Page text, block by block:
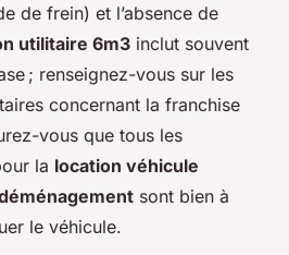
de frein) et l’absence de
utilitaire 6m3 inclut souvent
; renseignez-vous sur les
concernant la franchise
vous que tous les
la location véhicule
sont bien à
le véhicule.